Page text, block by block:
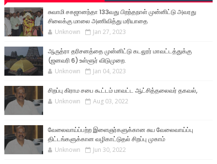
சுவாமி சகஜானந்தா 133வது பிறந்தநாள் முன்னிட்டு அவரது
சிலைக்கு மாலை அணிவித்து மரியாதை
Unknown Jan 27, 2023
ஆருத்ரா தரிசனத்தை முன்னிட்டு கடலூர் மாவட்டத்துக்கு
(ஜனவரி 6) உள்ளூர் விடுமுறை.
Unknown Jan 04, 2023
சிறப்பு கிராம சபை கூட்டம் மாவட்ட ஆட்சித்தலைவர் தகவல்,
Unknown Aug 03, 2022
வேலைவாய்ப்பற்ற இளைஞர்களுக்கான சுய வேலைவாய்ப்பு
திட்டங்களுக்கான வழிகாட்டுதல் சிறப்பு முகாம்
Unknown Jun 30, 2022